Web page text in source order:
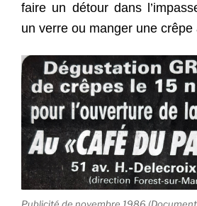
faire un détour dans
un verre ou manger une crêpe